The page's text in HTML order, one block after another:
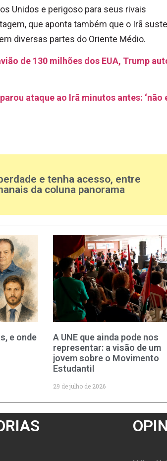
Unidos e perigoso para seus rivais
que aponta também que o Irã
diversas partes do Oriente Médio.
de 130 milhões dos EUA, Trump
ataque ao Irã minutos antes: ‘não
e tenha acesso, entre
da coluna panorama
e onde
A UNE que ainda pode nos
representar: a visão de um
jovem sobre o Movimento
Estudantil
29 de julho de 2026